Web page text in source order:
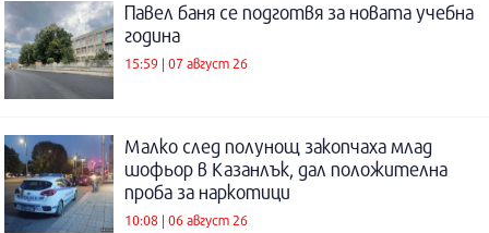
Павел баня се подготвя за новата учебна
година
15:59 | 07 август 26
Малко след полунощ закопчаха млад
шофьор в Казанлък, дал положителна
проба за наркотици
10:08 | 06 август 26